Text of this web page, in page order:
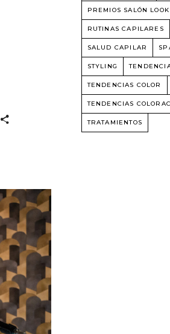
PREMIOS SALÓN LOOK
RUTINAS CAPILARES
SALUD CAPILAR
STYLING
TENDENCIAS COLOR
TENDENCIAS
TRATAMIENTOS